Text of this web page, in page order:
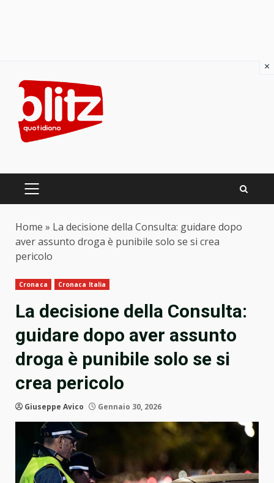
content
PRIMARY
Home » La decisione della Consulta: guidare dopo
aver assunto droga è punibile solo se si crea
pericolo
Cronaca Cronaca Italia
La decisione della Consulta:
guidare dopo aver assunto
droga è punibile solo se si
crea pericolo
Giuseppe Avico Gennaio 30, 2026
×